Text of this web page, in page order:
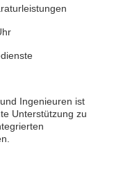
Ingenieuren ist
Unterstützung zu